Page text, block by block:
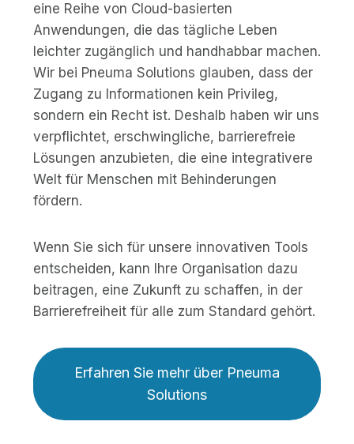
eine Reihe von Cloud-basierten
Anwendungen, die das tägliche Leben
leichter zugänglich und handhabbar machen.
Wir bei Pneuma Solutions glauben, dass der
Zugang zu Informationen kein Privileg,
sondern ein Recht ist. Deshalb haben wir uns
verpflichtet, erschwingliche, barrierefreie
Lösungen anzubieten, die eine integrativere
Welt für Menschen mit Behinderungen
fördern.
Wenn Sie sich für unsere innovativen Tools
entscheiden, kann Ihre Organisation dazu
beitragen, eine Zukunft zu schaffen, in der
Barrierefreiheit für alle zum Standard gehört.
Erfahren Sie mehr über Pneuma
Solutions